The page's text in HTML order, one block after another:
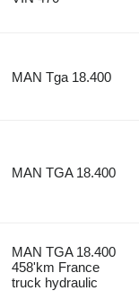
MAN Tga 18.400
MAN TGA 18.400
MAN TGA 18.400
458'km France
truck hydraulic